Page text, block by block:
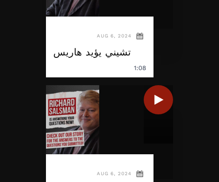
AUG 6, 2024
تشيني يؤيد هاريس
1:08
AUG 6, 2024